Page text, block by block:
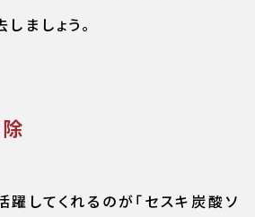
ましょう。
してくれるのが「セスキ炭酸ソ